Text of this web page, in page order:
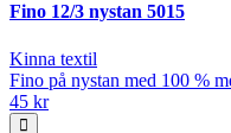
Fino 12/3 nystan 5015
Kinna textil
Fino på nystan med 100 %
45 kr